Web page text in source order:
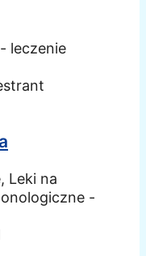
leczenie
Leki na
-